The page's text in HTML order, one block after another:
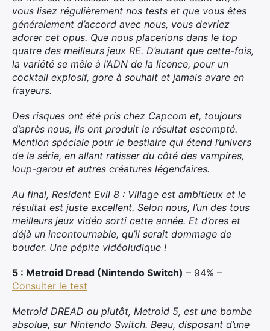
vous lisez régulièrement nos tests et que vous êtes
généralement d’accord avec nous, vous devriez
adorer cet opus. Que nous placerions dans le top
quatre des meilleurs jeux RE. D’autant que cette-fois,
la variété se mêle à l’ADN de la licence, pour un
cocktail explosif, gore à souhait et jamais avare en
frayeurs.
Des risques ont été pris chez Capcom et, toujours
d’après nous, ils ont produit le résultat escompté.
Mention spéciale pour le bestiaire qui étend l’univers
de la série, en allant ratisser du côté des vampires,
loup-garou et autres créatures légendaires.
Au final, Resident Evil 8 : Village est ambitieux et le
résultat est juste excellent. Selon nous, l’un des tous
meilleurs jeux vidéo sorti cette année. Et d’ores et
déjà un incontournable, qu’il serait dommage de
bouder. Une pépite vidéoludique !
5 : Metroid Dread (Nintendo Switch) – 94% –
Consulter le test
Metroid DREAD ou plutôt, Metroid 5, est une bombe
absolue, sur Nintendo Switch. Beau, disposant d’une